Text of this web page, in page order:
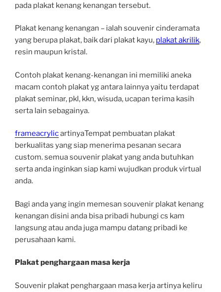
pada plakat kenang kenangan tersebut.
Plakat kenang kenangan – ialah souvenir cinderamata
yang berupa plakat, baik dari plakat kayu, plakat akrilik,
resin maupun kristal.
Contoh plakat kenang-kenangan ini memiliki aneka
macam contoh plakat yg antara lainnya yaitu terdapat
plakat seminar, pkl, kkn, wisuda, ucapan terima kasih
serta lain sebagainya.
frameacrylicartinyaTempat pembuatan plakat
berkualitas yang siap menerima pesanan secara
custom. semua souvenir plakat yang anda butuhkan
serta anda inginkan siap kami wujudkan produk virtual
anda.
Bagi anda yang ingin memesan souvenir plakat kenang
kenangan disini anda bisa pribadi hubungi cs kam
langsung atau anda juga mampu datang pribadi ke
perusahaan kami.
Plakat penghargaan masa kerja
Souvenir plakat penghargaan masa kerja artinya keliru